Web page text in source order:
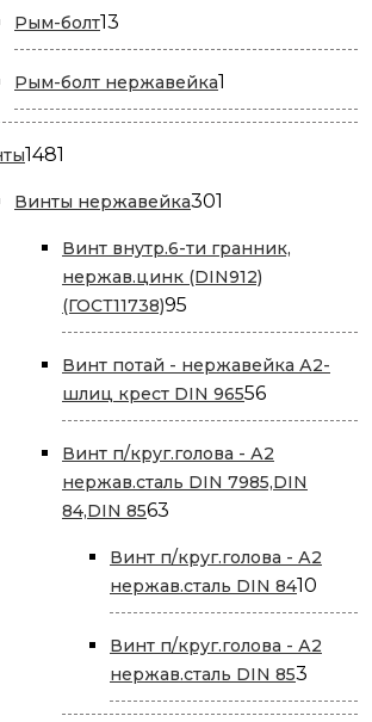
Рым-болт13
товаров
Рым-болт нержавейка1
товар
1481
Винты нержавейка301
Винт внутр.6-ти гранник,
нержав.цинк (DIN912)
(ГОСТ11738)95
товаров
Винт потай - нержавейка А2-
шлиц крест DIN 9655656
товаров
Винт п/круг.голова - А2
нержав.сталь DIN 7985,DIN
84,DIN 8563
Винт п/круг.голова - А2
нержав.сталь DIN 8410
Винт п/круг.голова - А2
нержав.сталь DIN 853
товара